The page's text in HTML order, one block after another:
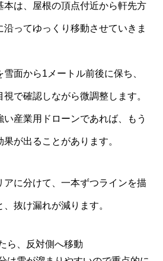
本は、屋根の頂点付近から軒先方
ってゆっくり移動させていきま
面から1メートル前後に保ち、
で確認しながら微調整します。
い産業用ドローンであれば、もう
が出ることがあります。
アに分けて、一本ずつラインを描
抜け漏れが減ります。
ら、反対側へ移動